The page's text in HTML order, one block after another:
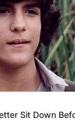
Sit Down